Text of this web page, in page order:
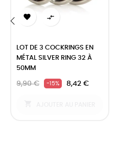
 
LOT DE 3 COCKRINGS EN
MÉTAL SILVER RING 32 À
50MM
9,90 € -15% 8,42 €